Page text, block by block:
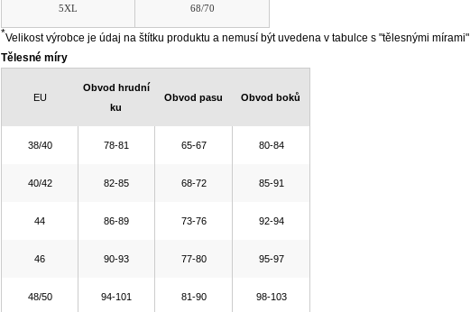
5XL 68/70
*Velikost výrobce je údaj na štítku produktu a nemusí být uvedena v tabulce s "tělesnými mírami"
Tělesné míry
EU
Obvod hrudní
ku
Obvod pasu Obvod boků
38/40 78-81 65-67 80-84
40/42 82-85 68-72 85-91
44 86-89 73-76 92-94
46 90-93 77-80 95-97
48/50 94-101 81-90 98-103